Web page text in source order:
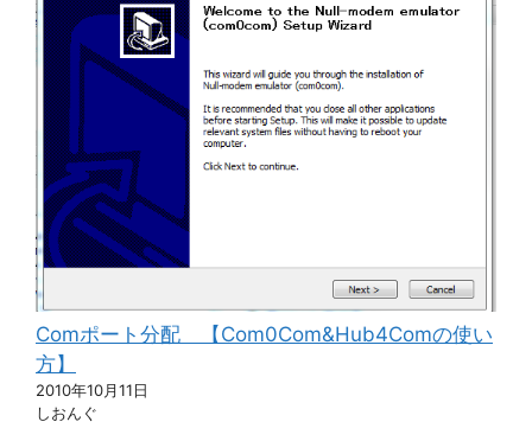
Comポート分配 【Com0Com&Hub4Comの使い
方】
2010年10月11日
しおんぐ